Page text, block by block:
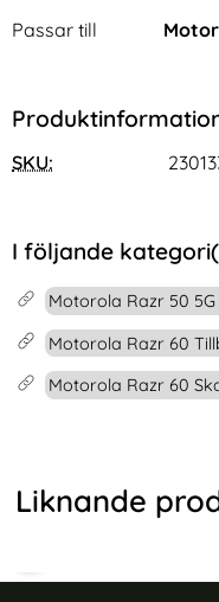
Passar till
SKU:
I följande
Motorola Razr 50
Motorola Razr 60
Motorola Razr 60
Liknande